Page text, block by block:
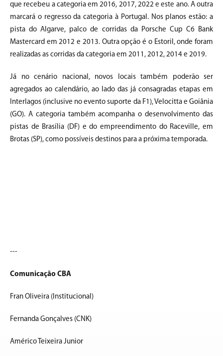
que recebeu a categoria em 2016, 2017, 2022 e este ano. A outra
marcará o regresso da categoria à Portugal. Nos planos estão: a
pista do Algarve, palco de corridas da Porsche Cup C6 Bank
Mastercard em 2012 e 2013. Outra opção é o Estoril, onde foram
realizadas as corridas da categoria em 2011, 2012, 2014 e 2019.
Já no cenário nacional, novos locais também poderão ser
agregados ao calendário, ao lado das já consagradas etapas em
Interlagos (inclusive no evento suporte da F1), Velocitta e Goiânia
(GO). A categoria também acompanha o desenvolvimento das
pistas de Brasília (DF) e do empreendimento do Raceville, em
Brotas (SP), como possíveis destinos para a próxima temporada.
---
Comunicação CBA
Fran Oliveira (Institucional)
Fernanda Gonçalves (CNK)
Américo Teixeira Junior